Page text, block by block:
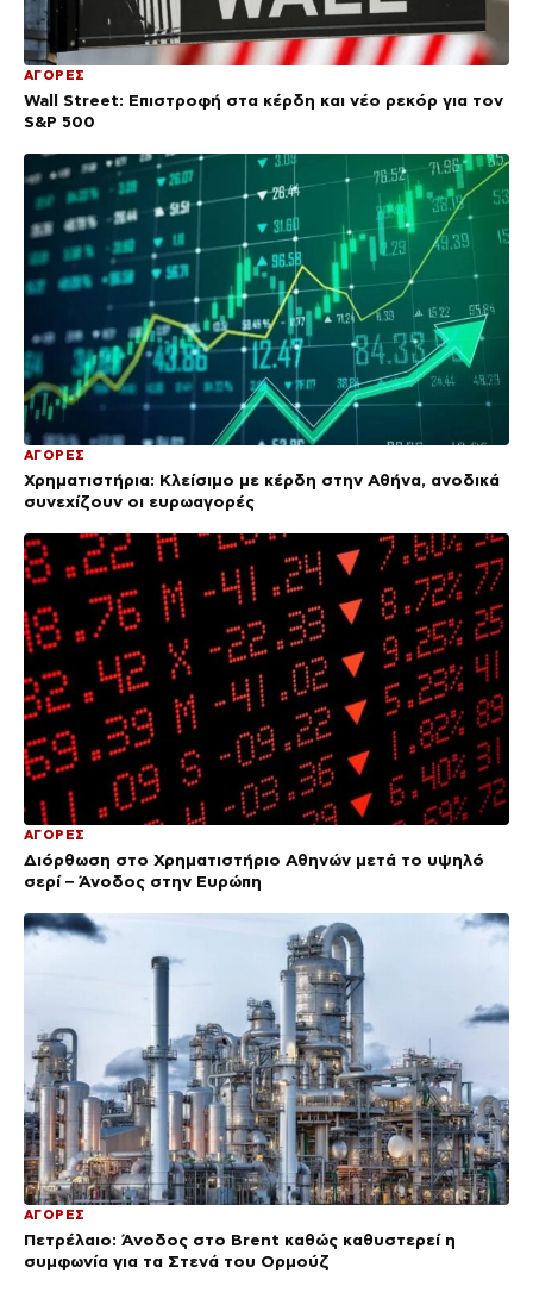
ΑΓΟΡΕΣ
Wall Street: Επιστροφή στα κέρδη και νέο ρεκόρ για τον
S&P 500
ΑΓΟΡΕΣ
Χρηματιστήρια: Κλείσιμο με κέρδη στην Αθήνα, ανοδικά
συνεχίζουν οι ευρωαγορές
ΑΓΟΡΕΣ
Διόρθωση στο Χρηματιστήριο Αθηνών μετά το υψηλό
σερί – Άνοδος στην Ευρώπη
ΑΓΟΡΕΣ
Πετρέλαιο: Άνοδος στο Brent καθώς καθυστερεί η
συμφωνία για τα Στενά του Ορμούζ